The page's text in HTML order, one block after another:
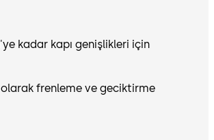
kadar kapı genişlikleri için
frenleme ve geciktirme